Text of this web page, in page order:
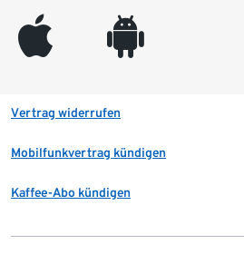
appleinc android
Vertrag widerrufen
Mobilfunkvertrag kündigen
Kaffee-Abo kündigen